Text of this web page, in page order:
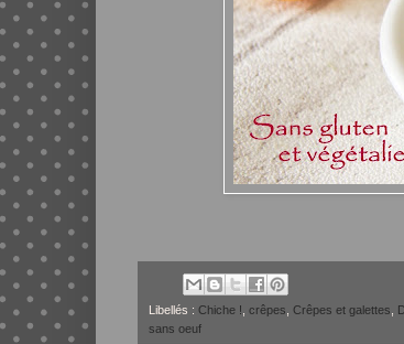
Libellés : Chiche ! crêpes Crêpes et galettes
sans oeuf